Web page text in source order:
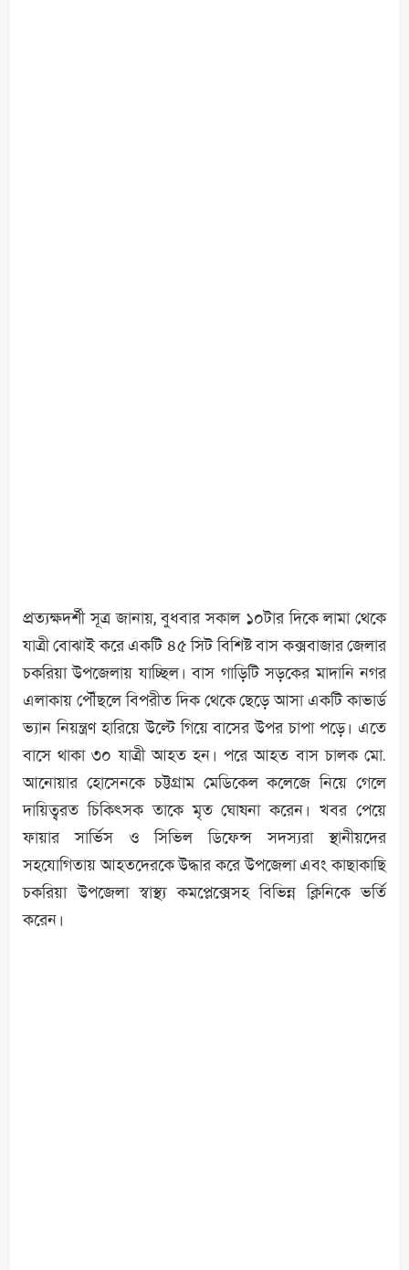
প্রত্যক্ষদর্শী সূত্র জানায়, বুধবার সকাল ১০টার দিকে লামা থেকে
যাত্রী বোঝাই করে একটি ৪৫ সিট বিশিষ্ট বাস কক্সবাজার জেলার
চকরিয়া উপজেলায় যাচ্ছিল। বাস গাড়িটি সড়কের মাদানি নগর
এলাকায় পৌঁছলে বিপরীত দিক থেকে ছেড়ে আসা একটি কাভার্ড
ভ্যান নিয়ন্ত্রণ হারিয়ে উল্টে গিয়ে বাসের উপর চাপা পড়ে। এতে
বাসে থাকা ৩০ যাত্রী আহত হন। পরে আহত বাস চালক মো.
আনোয়ার হোসেনকে চট্টগ্রাম মেডিকেল কলেজে নিয়ে গেলে
দায়িত্বরত চিকিৎসক তাকে মৃত ঘোষনা করেন। খবর পেয়ে
ফায়ার সার্ভিস ও সিভিল ডিফেন্স সদস্যরা স্থানীয়দের
সহযোগিতায় আহতদেরকে উদ্ধার করে উপজেলা এবং কাছাকাছি
চকরিয়া উপজেলা স্বাস্থ্য কমপ্লেক্সেসহ বিভিন্ন ক্লিনিকে ভর্তি
করেন।